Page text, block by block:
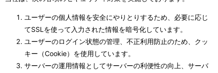
ユーザーの個人情報を安全にやりとりするため、必要に応じ
てSSLを使って入力された情報を暗号化しています。
ユーザーのログイン状態の管理、不正利用防止のため、クッ
キー（Cookie）を使用しています。
サーバーの運用情報としてサーバーの利便性の向上、サーバ